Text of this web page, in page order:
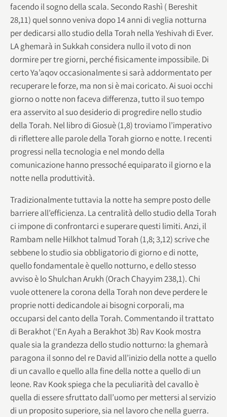
facendo il sogno della scala. Secondo Rashì ( Bereshit
28,11) quel sonno veniva dopo 14 anni di veglia notturna
per dedicarsi allo studio della Torah nella Yeshivah di Ever.
LA ghemarà in Sukkah considera nullo il voto di non
dormire per tre giorni, perché fisicamente impossibile. Di
certo Ya’aqov occasionalmente si sarà addormentato per
recuperare le forze, ma non si è mai coricato. Ai suoi occhi
giorno o notte non faceva differenza, tutto il suo tempo
era asservito al suo desiderio di progredire nello studio
della Torah. Nel libro di Giosuè (1,8) troviamo l’imperativo
di riflettere alle parole della Torah giorno e notte. I recenti
progressi nella tecnologia e nel mondo della
comunicazione hanno pressoché equiparato il giorno e la
notte nella produttività.
Tradizionalmente tuttavia la notte ha sempre posto delle
barriere all’efficienza. La centralità dello studio della Torah
ci impone di confrontarci e superare questi limiti. Anzi, il
Rambam nelle Hilkhot talmud Torah (1,8; 3,12) scrive che
sebbene lo studio sia obbligatorio di giorno e di notte,
quello fondamentale è quello notturno, e dello stesso
avviso è lo Shulchan Arukh (Orach Chayyim 238,1). Chi
vuole ottenere la corona della Torah non deve perdere le
proprie notti dedicandole ai bisogni corporali, ma
occuparsi del canto della Torah. Commentando il trattato
di Berakhot (‘En Ayah a Berakhot 3b) Rav Kook mostra
quale sia la grandezza dello studio notturno: la ghemarà
paragona il sonno del re David all’inizio della notte a quello
di un cavallo e quello alla fine della notte a quello di un
leone. Rav Kook spiega che la peculiarità del cavallo è
quella di essere sfruttato dall’uomo per mettersi al servizio
di un proposito superiore, sia nel lavoro che nella guerra.